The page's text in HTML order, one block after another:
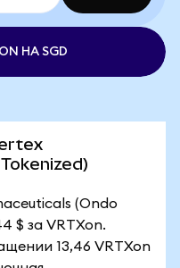
НА SGD
(Ondo
$ за VRTXon.
13,46 VRTXon